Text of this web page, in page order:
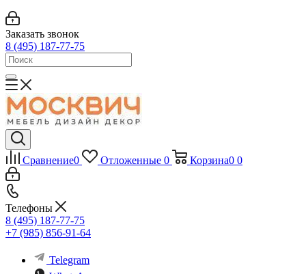
Заказать звонок
8 (495) 187-77-75
Сравнение0 Отложенные 0 Корзина0 0
Телефоны
8 (495) 187-77-75
+7 (985) 856-91-64
Telegram